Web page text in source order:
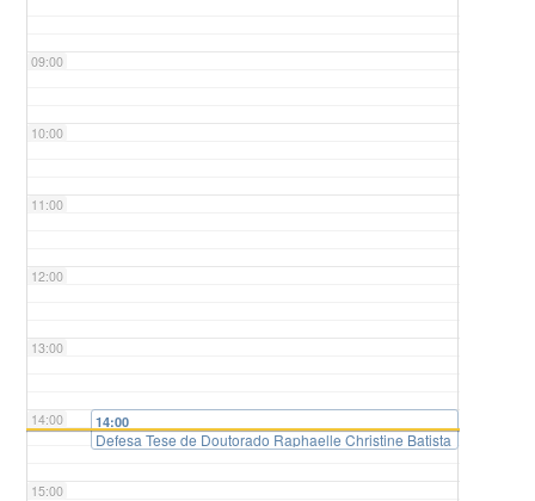
09:00
10:00
11:00
12:00
13:00
14:00
15:00
14:00
Defesa Tese de Doutorado Raphaelle Christine Batista